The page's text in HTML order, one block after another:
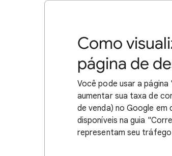
Como
página de
Você pode usar a
aumentar sua taxa de
de venda) no Google
disponíveis na guia
representam seu